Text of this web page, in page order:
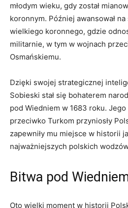
młodym wieku, gdy został
koronnym. Później awansował
wielkiego ⁢koronnego, gdzie
militarnie, ⁢w ⁤tym⁢ w wojnach
Osmańskiemu.
Dzięki swojej strategicznej
‌Sobieski stał się ⁣bohaterem⁣
pod Wiedniem w 1683 roku.
przeciwko Turkom ⁤przyniosły
zapewniły mu miejsce‌ w historii
⁣najważniejszych‌ polskich
Bitwa pod
Oto‍ wielki moment w ⁤historii